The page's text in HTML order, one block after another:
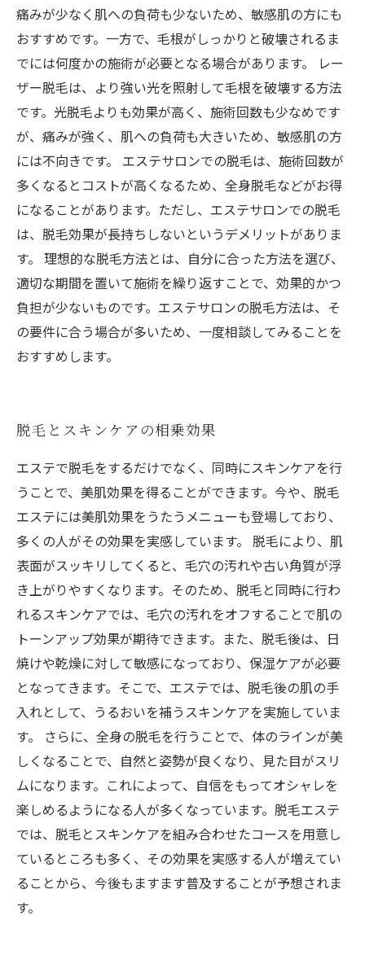
痛みが少なく肌への負荷も少ないため、敏感肌の方にも
おすすめです。一方で、毛根がしっかりと破壊されるま
でには何度かの施術が必要となる場合があります。 レー
ザー脱毛は、より強い光を照射して毛根を破壊する方法
です。光脱毛よりも効果が高く、施術回数も少なめです
が、痛みが強く、肌への負荷も大きいため、敏感肌の方
には不向きです。 エステサロンでの脱毛は、施術回数が
多くなるとコストが高くなるため、全身脱毛などがお得
になることがあります。ただし、エステサロンでの脱毛
は、脱毛効果が長持ちしないというデメリットがありま
す。 理想的な脱毛方法とは、自分に合った方法を選び、
適切な期間を置いて施術を繰り返すことで、効果的かつ
負担が少ないものです。エステサロンの脱毛方法は、そ
の要件に合う場合が多いため、一度相談してみることを
おすすめします。
脱毛とスキンケアの相乗効果
エステで脱毛をするだけでなく、同時にスキンケアを行
うことで、美肌効果を得ることができます。今や、脱毛
エステには美肌効果をうたうメニューも登場しており、
多くの人がその効果を実感しています。 脱毛により、肌
表面がスッキリしてくると、毛穴の汚れや古い角質が浮
き上がりやすくなります。そのため、脱毛と同時に行わ
れるスキンケアでは、毛穴の汚れをオフすることで肌の
トーンアップ効果が期待できます。また、脱毛後は、日
焼けや乾燥に対して敏感になっており、保湿ケアが必要
となってきます。そこで、エステでは、脱毛後の肌の手
入れとして、うるおいを補うスキンケアを実施していま
す。 さらに、全身の脱毛を行うことで、体のラインが美
しくなることで、自然と姿勢が良くなり、見た目がスリ
ムになります。これによって、自信をもってオシャレを
楽しめるようになる人が多くなっています。脱毛エステ
では、脱毛とスキンケアを組み合わせたコースを用意し
ているところも多く、その効果を実感する人が増えてい
ることから、今後もますます普及することが予想されま
す。